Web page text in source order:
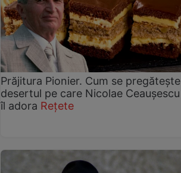
Prăjitura Pionier. Cum se pregătește
desertul pe care Nicolae Ceaușescu
îl adora Rețete